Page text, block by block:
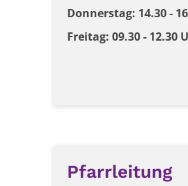
Donnerstag: 14.30 -
Freitag: 09.30 - 12.30
Pfarrleitung